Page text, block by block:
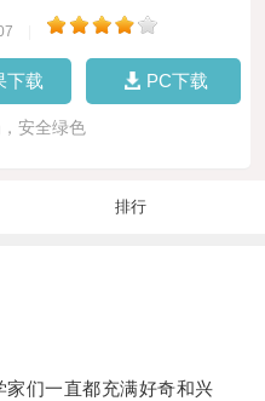
下载 PC下载
安全绿色
排行
们一直都充满好奇和兴